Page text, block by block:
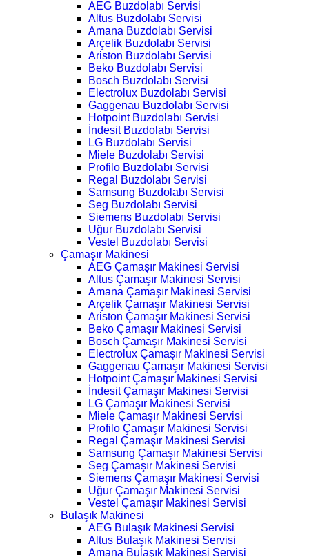
AEG Buzdolabı Servisi
Altus Buzdolabı Servisi
Amana Buzdolabı Servisi
Arçelik Buzdolabı Servisi
Ariston Buzdolabı Servisi
Beko Buzdolabı Servisi
Bosch Buzdolabı Servisi
Electrolux Buzdolabı Servisi
Gaggenau Buzdolabı Servisi
Hotpoint Buzdolabı Servisi
İndesit Buzdolabı Servisi
LG Buzdolabı Servisi
Miele Buzdolabı Servisi
Profilo Buzdolabı Servisi
Regal Buzdolabı Servisi
Samsung Buzdolabı Servisi
Seg Buzdolabı Servisi
Siemens Buzdolabı Servisi
Uğur Buzdolabı Servisi
Vestel Buzdolabı Servisi
Çamaşır Makinesi
AEG Çamaşır Makinesi Servisi
Altus Çamaşır Makinesi Servisi
Amana Çamaşır Makinesi Servisi
Arçelik Çamaşır Makinesi Servisi
Ariston Çamaşır Makinesi Servisi
Beko Çamaşır Makinesi Servisi
Bosch Çamaşır Makinesi Servisi
Electrolux Çamaşır Makinesi Servisi
Gaggenau Çamaşır Makinesi Servisi
Hotpoint Çamaşır Makinesi Servisi
İndesit Çamaşır Makinesi Servisi
LG Çamaşır Makinesi Servisi
Miele Çamaşır Makinesi Servisi
Profilo Çamaşır Makinesi Servisi
Regal Çamaşır Makinesi Servisi
Samsung Çamaşır Makinesi Servisi
Seg Çamaşır Makinesi Servisi
Siemens Çamaşır Makinesi Servisi
Uğur Çamaşır Makinesi Servisi
Vestel Çamaşır Makinesi Servisi
Bulaşık Makinesi
AEG Bulaşık Makinesi Servisi
Altus Bulaşık Makinesi Servisi
Amana Bulaşık Makinesi Servisi